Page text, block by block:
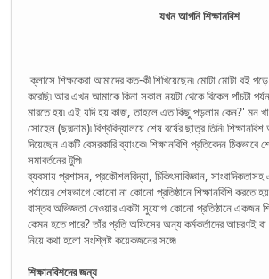
যখন আপনি শিক্ষানবিশ
'ক্লাসে শিক্ষকেরা আমাদের কত-কী শিখিয়েছেন৷ মোটা মোটা বই
করেছি৷ আর এখন আমাকে কিনা সকাল নয়টা থেকে বিকেল পাঁচটা
মারতে হয়৷ এই যদি হয় কাজ, তাহলে এত কিছু পড়লাম কেন?' মন
সোহেল (ছদ্মনাম)৷ বিশ্ববিদ্যালয়ে শেষ বর্ষের ছাত্র তিনি৷ শিক্ষানবিশ
দিয়েছেন একটি বেসরকারি ব্যাংকে৷ শিক্ষানবিশি প্রতিবেদন
সমাবর্তনের টুপি৷
ব্যবসায় প্রশাসন, প্রকৌশলবিদ্যা, চিকিৎসাবিজ্ঞান,
পর্যায়ের শেষভাগে কোনো না কোনো প্রতিষ্ঠানে শিক্ষানবিশি
বাস্তব অভিজ্ঞতা নেওয়ার একটা সুযোগ৷ কোনো প্রতিষ্ঠানে একজন
কেমন হতে পারে? তাঁর প্রতি অফিসের অন্য কর্মকর্তাদের আচরণই
নিয়ে কথা হলো সংশ্লিষ্ট কয়েকজনের সঙ্গে৷
শিক্ষানবিশদের জন্য